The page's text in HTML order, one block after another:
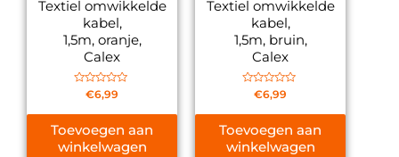
Textiel omwikkelde
kabel,
1,5m, oranje,
Calex
Gewaardeerd
€6,99
Toevoegen aan
winkelwagen
Textiel omwikkelde
kabel,
1,5m, bruin,
Calex
Gewaardeerd
€6,99
Toevoegen aan
winkelwagen